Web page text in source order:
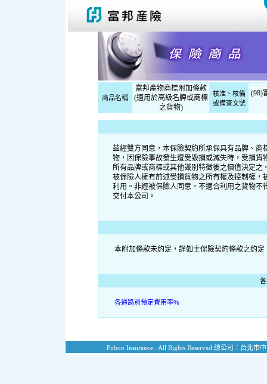
商品名稱
富邦產物商標附加條款
(適用於高級名牌或商標
之貨物)
核准、核備
或備查文號
(98)
茲經雙方同意，本保險契約所承保具有品牌、
物，因保險事故發生遭受毀損或滅失時，受損
所有品牌或商標或其他識別特徵後之價值決定之
被保險人擁有前述受損貨物之所有權及控制權
利用。非經被保險人同意，不適合利用之貨物
交付本公司。
本附加條款未約定，詳如主保險契約條款之約定
各通路別預定費用率%
Fubon Insurance . All Rights Reserved. 總公司：台北市